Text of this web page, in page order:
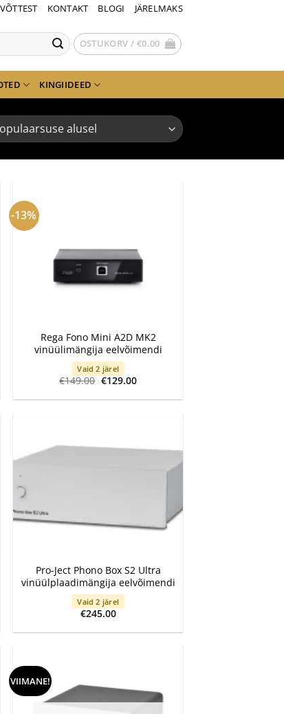
KONTAKT BLOGI JÄRELMAKS
OSTUKORV / €0.00
KINGIIDEED
-13%
Rega Fono Mini A2D MK2
vinüülimängija eelvõimendi
Vaid 2 järel
€149.00 Algne
oli:
€129.00Current
is:
Pro-Ject Phono Box S2 Ultra
vinüülplaadimängija eelvõimendi
Vaid 2 järel
€245.00
VIIMANE!